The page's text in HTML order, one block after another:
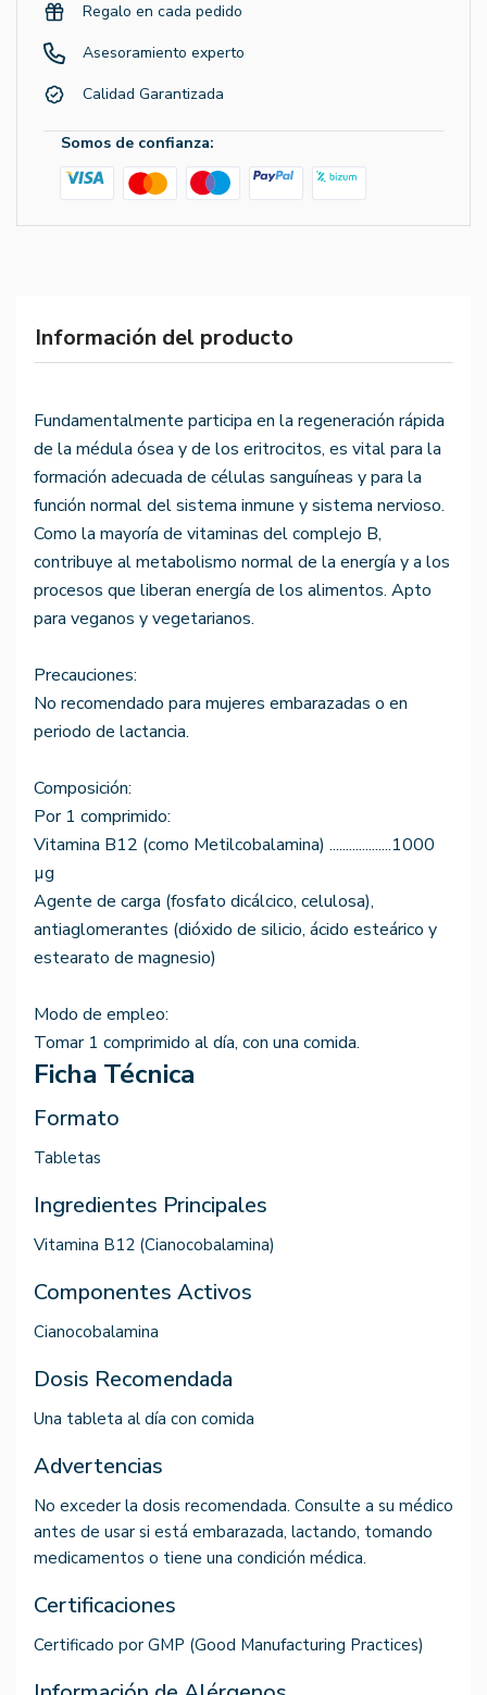
Regalo en cada pedido
Asesoramiento experto
Calidad Garantizada
Somos de confianza:
Información del producto
Fundamentalmente participa en la regeneración rápida
de la médula ósea y de los eritrocitos, es vital para la
formación adecuada de células sanguíneas y para la
función normal del sistema inmune y sistema nervioso.
Como la mayoría de vitaminas del complejo B,
contribuye al metabolismo normal de la energía y a los
procesos que liberan energía de los alimentos. Apto
para veganos y vegetarianos.
Precauciones:
No recomendado para mujeres embarazadas o en
periodo de lactancia.
Composición:
Por 1 comprimido:
Vitamina B12 (como Metilcobalamina) ...................1000
µg
Agente de carga (fosfato dicálcico, celulosa),
antiaglomerantes (dióxido de silicio, ácido esteárico y
estearato de magnesio)
Modo de empleo:
Tomar 1 comprimido al día, con una comida.
Ficha Técnica
Formato
Tabletas
Ingredientes Principales
Vitamina B12 (Cianocobalamina)
Componentes Activos
Cianocobalamina
Dosis Recomendada
Una tableta al día con comida
Advertencias
No exceder la dosis recomendada. Consulte a su médico
antes de usar si está embarazada, lactando, tomando
medicamentos o tiene una condición médica.
Certificaciones
Certificado por GMP (Good Manufacturing Practices)